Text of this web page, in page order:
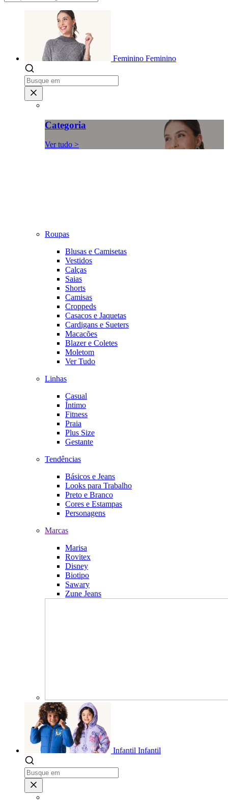
Feminino Feminino
Categoria
Ver tudo >
Roupas
Blusas e Camisetas
Vestidos
Calças
Saias
Shorts
Camisas
Croppeds
Casacos e Jaquetas
Cardigans e Sueters
Macacões
Blazer e Coletes
Moletom
Ver Tudo
Linhas
Casual
Íntimo
Fitness
Praia
Plus Size
Gestante
Tendências
Básicos e Jeans
Looks para Trabalho
Preto e Branco
Cores e Estampas
Personagens
Marcas
Marisa
Rovitex
Disney
Biotipo
Sawary
Zune Jeans
Infantil Infantil